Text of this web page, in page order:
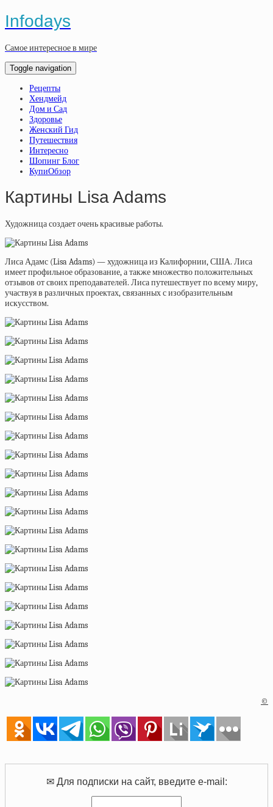
Infodays
Самое интересное в мире
Toggle navigation
Рецепты
Хендмейд
Дом и Сад
Здоровье
Женский Гид
Путешествия
Интересно
Шопинг Блог
КупиОбзор
Картины Lisa Adams
Художница создает очень красивые работы.
Лиса Адамс (Lisa Adams) — художница из Калифорнии, США. Лиса
имеет профильное образование, а также множество положительных
отзывов от своих преподавателей. Лиса путешествует по всему миру,
участвуя в различных проектах, связанных с изобразительным
искусством.
©
✉ Для подписки на сайт, введите e-mail: